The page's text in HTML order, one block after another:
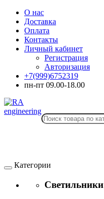
О нас
Доставка
Оплата
Контакты
Личный кабинет
Регистрация
Авторизация
+7(999)6752319
пн-пт 09.00-18.00
Категории
Светильники